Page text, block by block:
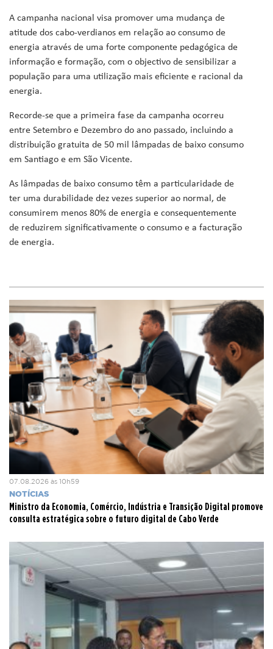
A campanha nacional visa promover uma mudança de
atitude dos cabo-verdianos em relação ao consumo de
energia através de uma forte componente pedagógica de
informação e formação, com o objectivo de sensibilizar a
população para uma utilização mais eficiente e racional da
energia.
Recorde-se que a primeira fase da campanha ocorreu
entre Setembro e Dezembro do ano passado, incluindo a
distribuição gratuita de 50 mil lâmpadas de baixo consumo
em Santiago e em São Vicente.
As lâmpadas de baixo consumo têm a particularidade de
ter uma durabilidade dez vezes superior ao normal, de
consumirem menos 80% de energia e consequentemente
de reduzirem significativamente o consumo e a facturação
de energia.
07.08.2026 às 10h59
NOTÍCIAS
Ministro da Economia, Comércio, Indústria e Transição Digital promove
consulta estratégica sobre o futuro digital de Cabo Verde